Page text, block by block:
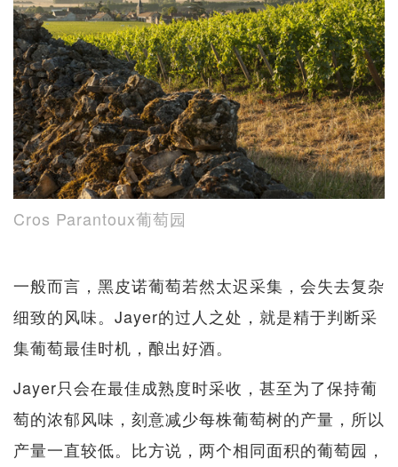
Cros Parantoux葡萄园
一般而言，黑皮诺葡萄若然太迟采集，会失去复杂
细致的风味。Jayer的过人之处，就是精于判断采
集葡萄最佳时机，酿出好酒。
Jayer只会在最佳成熟度时采收，甚至为了保持葡
萄的浓郁风味，刻意减少每株葡萄树的产量，所以
产量一直较低。比方说，两个相同面积的葡萄园，